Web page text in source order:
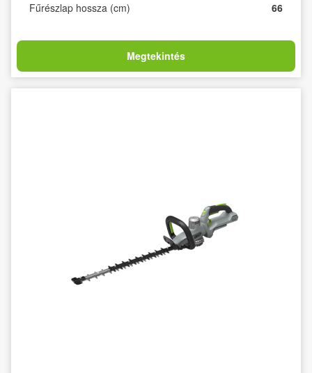
Fűrészlap hossza (cm) 66
Megtekintés